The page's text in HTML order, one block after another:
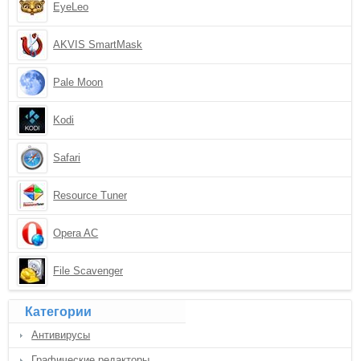
EyeLeo
AKVIS SmartMask
Pale Moon
Kodi
Safari
Resource Tuner
Opera AC
File Scavenger
Категории
Антивирусы